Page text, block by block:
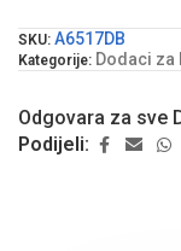
SKU: A6517DB
Kategorije: Dodaci za
Odgovara za sve
Podijeli: